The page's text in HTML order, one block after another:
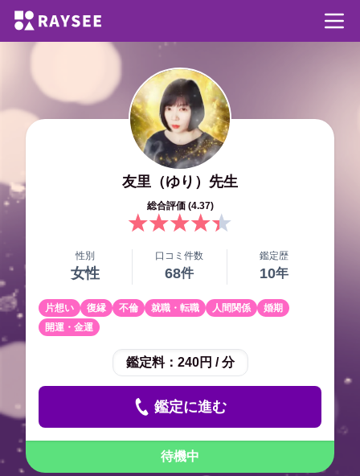
友里（ゆり） 先生
総合評価 (4.37)
性別
女性
口コミ件数
68件
鑑定歴
10年
片想い 復縁 不倫 就職・転職 人間関係
婚期
開運・金運
鑑定料： 240円 / 分
鑑定に進む
待機中